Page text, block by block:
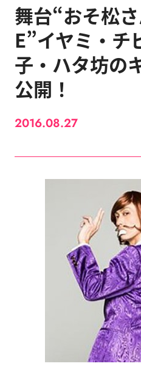
舞台“おそ松
E”イヤミ・チ
子・ハタ坊の
公開！
2016.08.27